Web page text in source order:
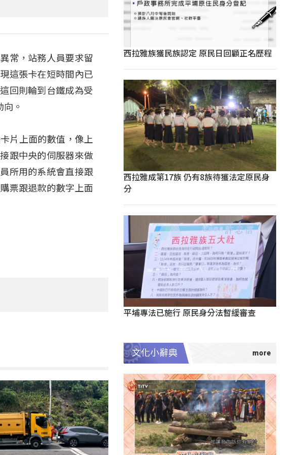
常，站務人員要求留
這張卡在短時間內已
回則輪到台鐵成為受
。
片上面的數值，像上
跟中央的伺服器來做
所用的系統會直接跟
票跟退款的數字上面
西拉雅族獲民族認定 原民日回顧正名歷程
西拉雅成第17族 仍有8族待獲法定原民身
分
平埔專法已施行 原民身分法暫緩審查
文化小辭典